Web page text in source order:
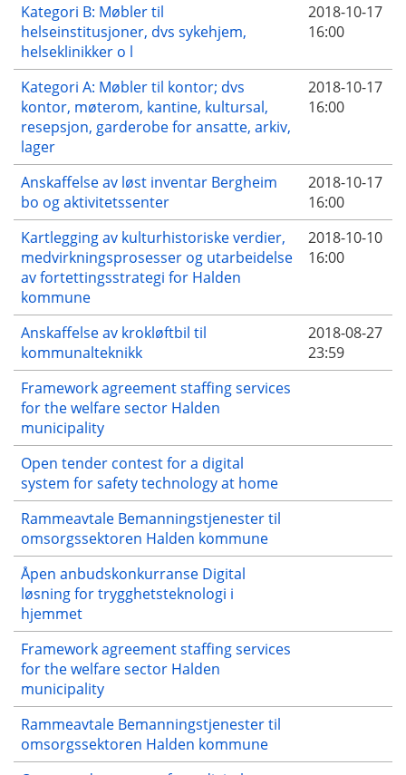
Kategori B: Møbler til
helseinstitusjoner, dvs sykehjem,
helseklinikker o l
2018-10-17
16:00
Kategori A: Møbler til kontor; dvs
kontor, møterom, kantine, kultursal,
resepsjon, garderobe for ansatte, arkiv,
lager
2018-10-17
16:00
Anskaffelse av løst inventar Bergheim
bo og aktivitetssenter
2018-10-17
16:00
Kartlegging av kulturhistoriske verdier,
medvirkningsprosesser og utarbeidelse
av fortettingsstrategi for Halden
kommune
2018-10-10
16:00
Anskaffelse av krokløftbil til
kommunalteknikk
2018-08-27
23:59
Framework agreement staffing services
for the welfare sector Halden
municipality
Open tender contest for a digital
system for safety technology at home
Rammeavtale Bemanningstjenester til
omsorgssektoren Halden kommune
Åpen anbudskonkurranse Digital
løsning for trygghetsteknologi i
hjemmet
Framework agreement staffing services
for the welfare sector Halden
municipality
Rammeavtale Bemanningstjenester til
omsorgssektoren Halden kommune